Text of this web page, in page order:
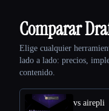
Comparar
Elige cualquier
lado a lado: precios,
contenido.
vs airepli